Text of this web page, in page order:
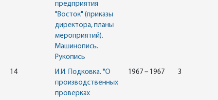
предприятия
"Восток" (приказы
директора, планы
мероприятий).
Машинопись.
Рукопись
14
И.И. Подковка. "О
производственных
проверках
1967 – 1967 3